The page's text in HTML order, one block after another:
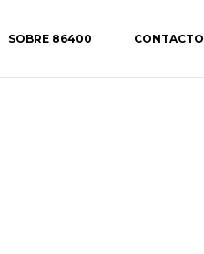
SOBRE 86400 CONTACTO